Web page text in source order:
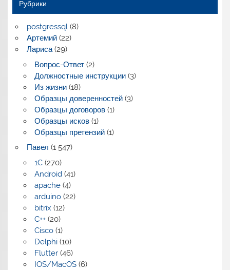
Рубрики
postgressql(8)
Артемий(22)
Лариса(29)
Вопрос-Ответ(2)
Должностные инструкции(3)
Из жизни(18)
Образцы доверенностей(3)
Образцы договоров(1)
Образцы исков(1)
Образцы претензий(1)
Павел (1 547)
1C(270)
Android(41)
apache(4)
arduino(22)
bitrix (12)
C++(20)
Cisco(1)
Delphi(10)
Flutter(46)
IOS/MacOS(6)